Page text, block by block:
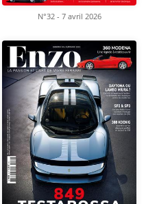
N°32 - 7 avril 2026